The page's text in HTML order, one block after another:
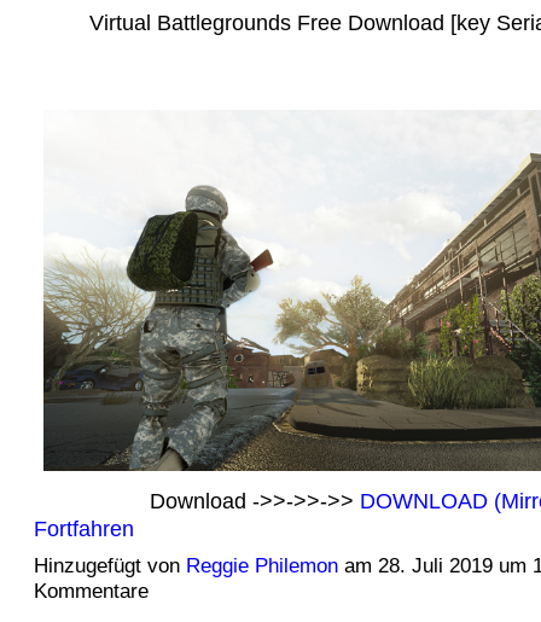
Virtual Battlegrounds Free Download [key
Download ->>->>->> DOWNLOAD
Fortfahren
Hinzugefügt von Reggie Philemonam 28. Juli 2019 um
Kommentare